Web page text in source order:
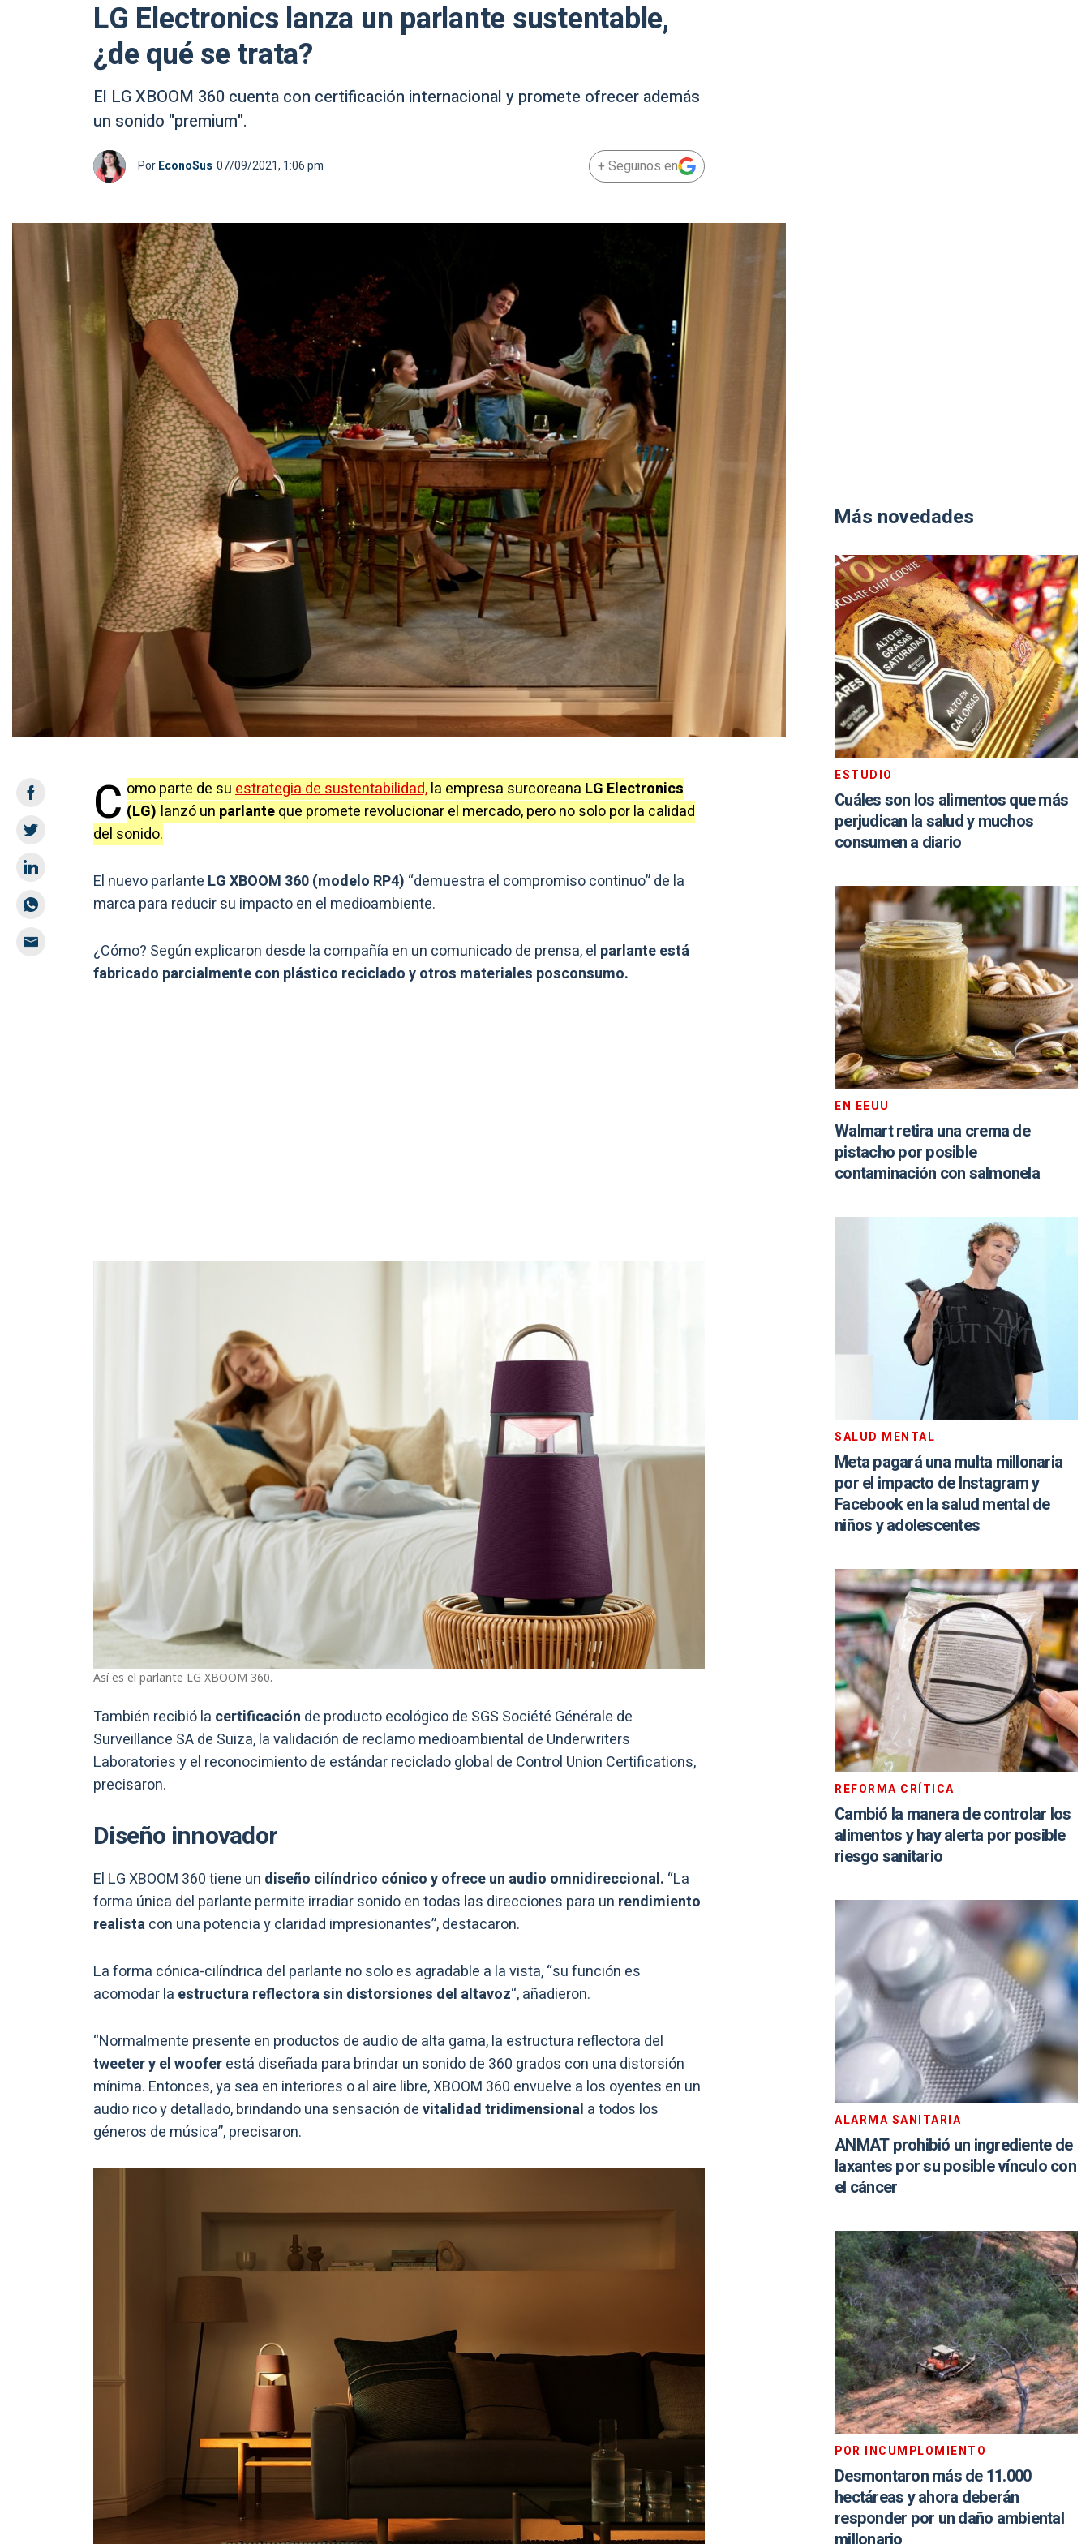
LG Electronics lanza un parlante sustentable,
¿de qué se trata?
El LG XBOOM 360 cuenta con certificación internacional y promete ofrecer además
un sonido "premium".
PorEconoSus 07/09/2021, 1:06 pm + Seguinos en
C omo parte de suestrategia de sustentabilidad,la empresa surcoreana LG Electronics
(LG) lanzó un parlanteque promete revolucionar el mercado, pero no solo por la calidad
del sonido.
El nuevo parlante LG XBOOM 360 (modelo RP4) “demuestra el compromiso continuo” de la
marca para reducir su impacto en el medioambiente.
¿Cómo? Según explicaron desde la compañía en un comunicado de prensa, el parlante está
fabricado parcialmente con plástico reciclado y otros materiales posconsumo.
Así es el parlante LG XBOOM 360.
También recibió la certificación de producto ecológico de SGS Société Générale de
Surveillance SA de Suiza, la validación de reclamo medioambiental de Underwriters
Laboratories y el reconocimiento de estándar reciclado global de Control Union Certifications,
precisaron.
Diseño innovador
El LG XBOOM 360 tiene un diseño cilíndrico cónico y ofrece un audio omnidireccional. “La
forma única del parlante permite irradiar sonido en todas las direcciones para un rendimiento
realistacon una potencia y claridad impresionantes”, destacaron.
La forma cónica-cilíndrica del parlante no solo es agradable a la vista, “su función es
acomodar la estructura reflectora sin distorsiones del altavoz“, añadieron.
“Normalmente presente en productos de audio de alta gama, la estructura reflectora del
tweeter y el wooferestá diseñada para brindar un sonido de 360 grados con una distorsión
mínima. Entonces, ya sea en interiores o al aire libre, XBOOM 360 envuelve a los oyentes en un
audio rico y detallado, brindando una sensación devitalidad tridimensional a todos los
géneros de música”, precisaron.
Más novedades
ESTUDIO
Cuáles son los alimentos que más
perjudican la salud y muchos
consumen a diario
EN EEUU
Walmart retira una crema de
pistacho por posible
contaminación con salmonela
SALUD MENTAL
Meta pagará una multa millonaria
por el impacto de Instagram y
Facebook en la salud mental de
niños y adolescentes
REFORMA CRÍTICA
Cambió la manera de controlar los
alimentos y hay alerta por posible
riesgo sanitario
ALARMA SANITARIA
ANMAT prohibió un ingrediente de
laxantes por su posible vínculo con
el cáncer
POR INCUMPLOMIENTO
Desmontaron más de 11.000
hectáreas y ahora deberán
responder por un daño ambiental